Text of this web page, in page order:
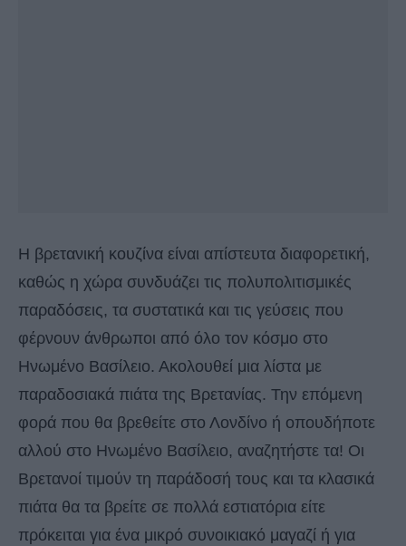
Η βρετανική κουζίνα είναι απίστευτα διαφορετική,
καθώς η χώρα συνδυάζει τις πολυπολιτισμικές
παραδόσεις, τα συστατικά και τις γεύσεις που
φέρνουν άνθρωποι από όλο τον κόσμο στο
Ηνωμένο Βασίλειο. Ακολουθεί μια λίστα με
παραδοσιακά πιάτα της Βρετανίας. Την επόμενη
φορά που θα βρεθείτε στο Λονδίνο ή οπουδήποτε
αλλού στο Ηνωμένο Βασίλειο, αναζητήστε τα! Οι
Βρετανοί τιμούν τη παράδοσή τους και τα κλασικά
πιάτα θα τα βρείτε σε πολλά εστιατόρια είτε
πρόκειται για ένα μικρό συνοικιακό μαγαζί ή για